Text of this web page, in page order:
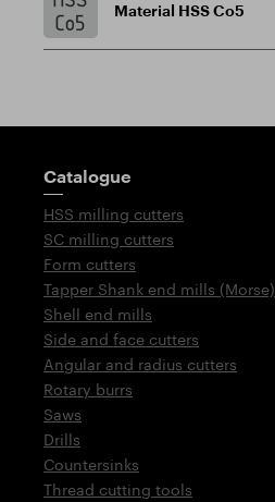
Material HSS Co5
Guidepost
Catalogue
HSS milling cutters
SC milling cutters
Form cutters
Tapper Shank end mills (Morse)
Shell end mills
Side and face cutters
Angular and radius cutters
Rotary burrs
Saws
Drills
Countersinks
Thread cutting tools